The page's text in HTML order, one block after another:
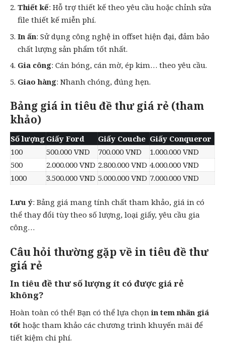
Thiết kế: Hỗ trợ thiết kế theo yêu cầu hoặc chỉnh sửa
file thiết kế miễn phí.
In ấn: Sử dụng công nghệ in offset hiện đại, đảm bảo
chất lượng sản phẩm tốt nhất.
Gia công: Cán bóng, cán mờ, ép kim… theo yêu cầu.
Giao hàng: Nhanh chóng, đúng hẹn.
Bảng giá in tiêu đề thư giá rẻ (tham
khảo)
Số lượng Giấy Ford Giấy Couche Giấy Conqueror
100
500.000 VND 700.000 VND
1.000.000 VND
500
2.000.000 VND 2.800.000 VND 4.000.000 VND
1000
3.500.000 VND 5.000.000 VND 7.000.000 VND
Lưu ý: Bảng giá mang tính chất tham khảo, giá in có
thể thay đổi tùy theo số lượng, loại giấy, yêu cầu gia
công…
Câu hỏi thường gặp về in tiêu đề thư
giá rẻ
In tiêu đề thư số lượng ít có được giá rẻ
không?
Hoàn toàn có thể! Bạn có thể lựa chọnin tem nhãn giá
tốt hoặc tham khảo các chương trình khuyến mãi để
tiết kiệm chi phí.